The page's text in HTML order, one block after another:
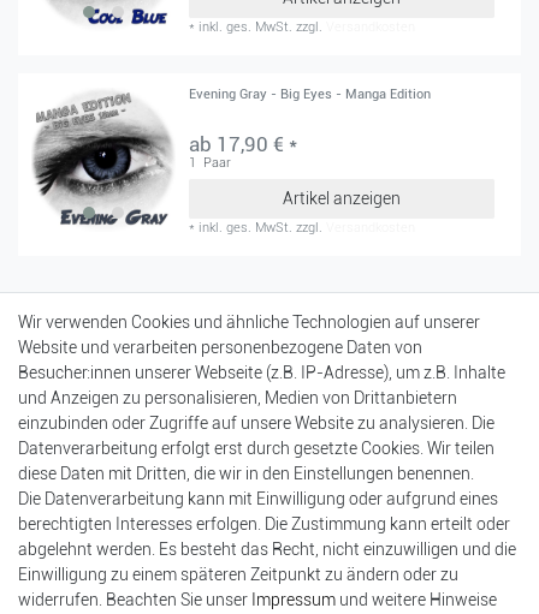
* inkl. ges. MwSt. zzgl.
Evening Gray - Big Eyes - Manga Edition
ab 17,90 € *
1 Paar
Artikel anzeigen
* inkl. ges. MwSt. zzgl.
Login
Registrierung
Warenkorb
Kasse
Einkaufen
Versandarten & -kosten
Zahlungsarten
Bankdaten
Batterieentsorgung
Widerrufsformular
Wir verwenden Cookies und ähnliche Technologien auf unserer
Website und verarbeiten personenbezogene Daten von
Besucher:innen unserer Webseite (z.B. IP-Adresse), um z.B. Inhalte
und Anzeigen zu personalisieren, Medien von Drittanbietern
einzubinden oder Zugriffe auf unsere Website zu analysieren. Die
Datenverarbeitung erfolgt erst durch gesetzte Cookies. Wir teilen
diese Daten mit Dritten, die wir in den Einstellungen benennen.
Die Datenverarbeitung kann mit Einwilligung oder aufgrund eines
berechtigten Interesses erfolgen. Die Zustimmung kann erteilt oder
abgelehnt werden. Es besteht das Recht, nicht einzuwilligen und die
Einwilligung zu einem späteren Zeitpunkt zu ändern oder zu
widerrufen. Beachten Sie unser Impressum und weitere Hinweise